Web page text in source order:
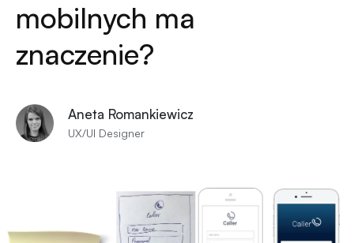
mobilnych ma
znaczenie?
Aneta Romankiewicz
UX/UI Designer